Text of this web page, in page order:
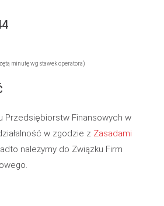
minutę wg stawek operatora)
Przedsiębiorstw Finansowych w
w zgodzie z Zasadami
należymy do Związku Firm